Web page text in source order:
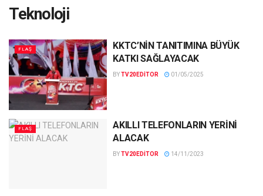
Teknoloji
FLAŞ
KKTC’NİN TANITIMINA BÜYÜK
KATKI SAĞLAYACAK
BYTV20EDITOR 01/05/2025
FLAŞ
AKILLI TELEFONLARIN YERİNİ
ALACAK
BYTV20EDITOR 14/11/2023